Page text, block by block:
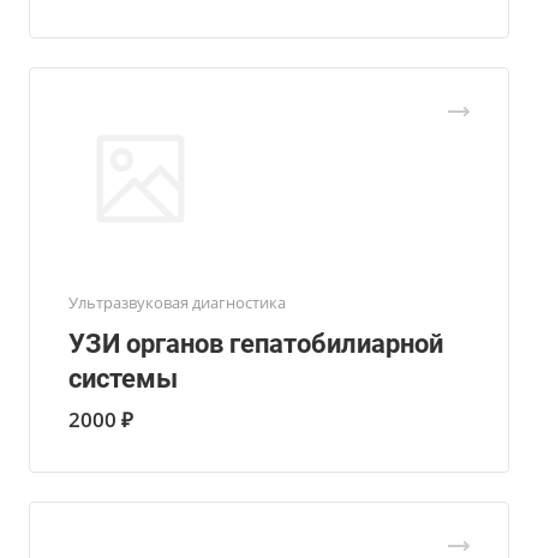
Ультразвуковая диагностика
УЗИ органов гепатобилиарной
системы
2000 ₽